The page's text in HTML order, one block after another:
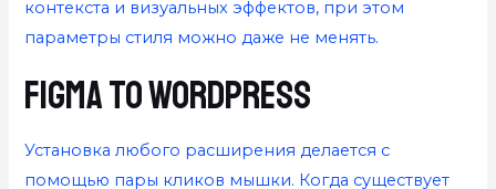
контекста и визуальных эффектов, при этом
параметры стиля можно даже не менять.
Figma To WordPress
Установка любого расширения делается с
помощью пары кликов мышки. Когда существует